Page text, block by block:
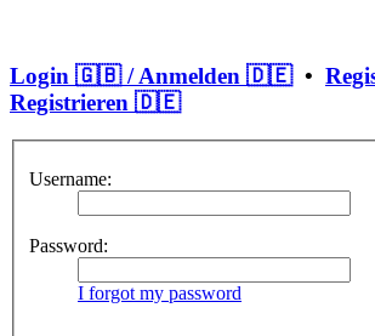
Login 🇬🇧 / Anmelden 🇩🇪•
Registrieren 🇩🇪
Username:
Password:
I forgot my password